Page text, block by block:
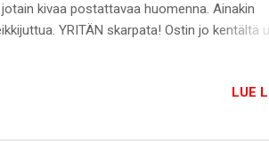
kivaa postattavaa huomenna. Ainakin
YRITÄN skarpata! Ostin jo kentältä
YSL-punan... Vähän kertyy :-D
LUE